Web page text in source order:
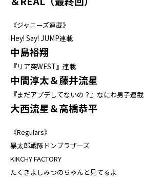
《ジャニーズ連載》
Hey! Say! JUMP連載
中島裕翔
『リア突WEST』連載
中間淳太＆藤井流星
『まだアプデしてないの？』なにわ男子連載
大西流星＆高橋恭平
《Regulars》
暴太郎戦隊ドンブラザーズ
KIKCHY FACTORY
たくきよしみつのちゃんと見てるよ